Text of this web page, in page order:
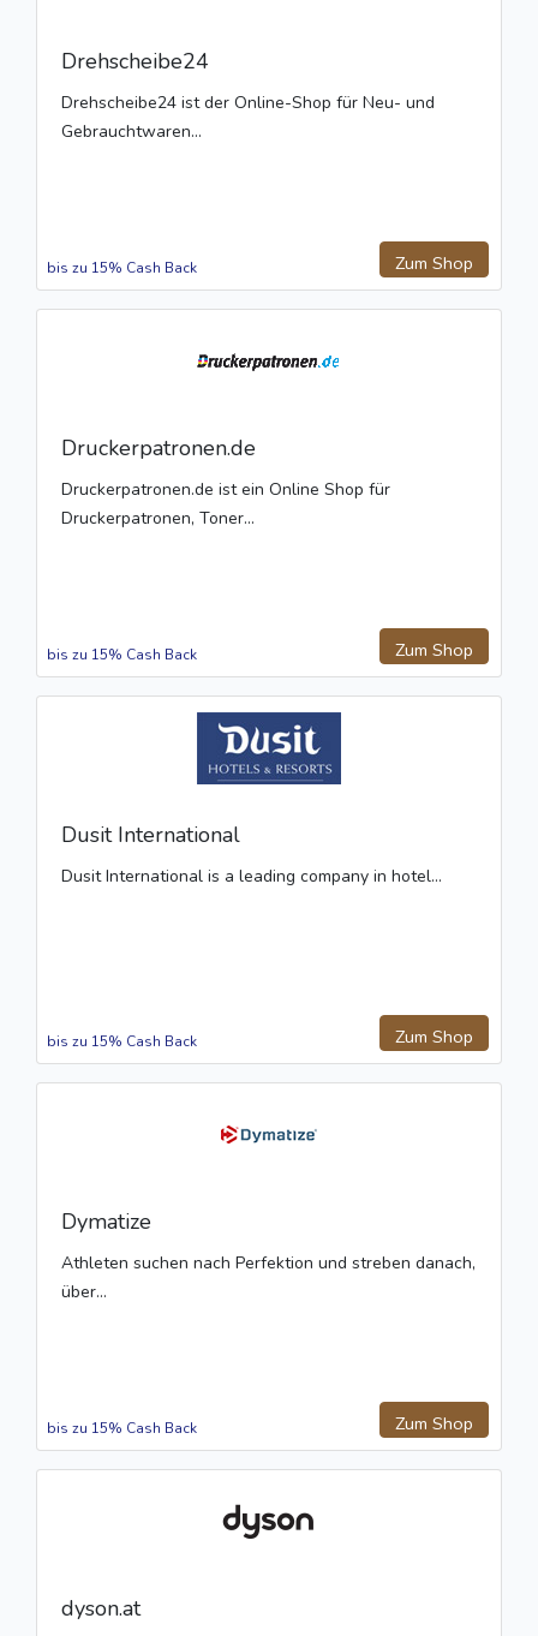
Drehscheibe24
Drehscheibe24 ist der Online-Shop für Neu- und
Gebrauchtwaren...
Zum Shop
bis zu 15% Cash Back
Druckerpatronen.de
Druckerpatronen.de ist ein Online Shop für
Druckerpatronen, Toner...
Zum Shop
bis zu 15% Cash Back
Dusit International
Dusit International is a leading company in hotel...
Zum Shop
bis zu 15% Cash Back
Dymatize
Athleten suchen nach Perfektion und streben danach,
über...
Zum Shop
bis zu 15% Cash Back
dyson.at